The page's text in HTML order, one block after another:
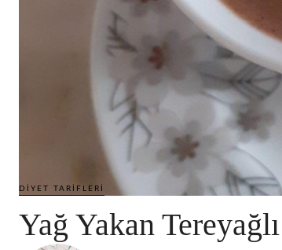
DIYET TARIFLERI
Yağ Yakan